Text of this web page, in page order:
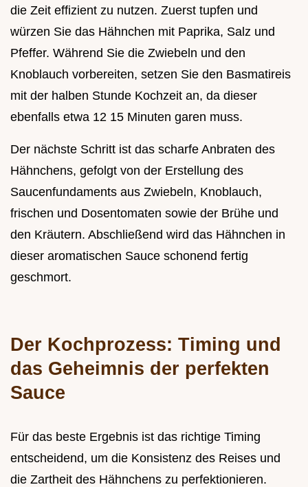
die Zeit effizient zu nutzen. Zuerst tupfen und
würzen Sie das Hähnchen mit Paprika, Salz und
Pfeffer. Während Sie die Zwiebeln und den
Knoblauch vorbereiten, setzen Sie den Basmatireis
mit der halben Stunde Kochzeit an, da dieser
ebenfalls etwa 12 15 Minuten garen muss.
Der nächste Schritt ist das scharfe Anbraten des
Hähnchens, gefolgt von der Erstellung des
Saucenfundaments aus Zwiebeln, Knoblauch,
frischen und Dosentomaten sowie der Brühe und
den Kräutern. Abschließend wird das Hähnchen in
dieser aromatischen Sauce schonend fertig
geschmort.
Der Kochprozess: Timing und
das Geheimnis der perfekten
Sauce
Für das beste Ergebnis ist das richtige Timing
entscheidend, um die Konsistenz des Reises und
die Zartheit des Hähnchens zu perfektionieren.